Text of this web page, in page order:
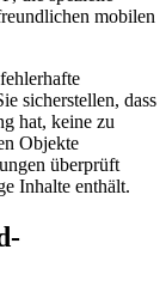
mobilen
sicherstellen, dass
hat, keine zu
Objekte
überprüft
Inhalte enthält.